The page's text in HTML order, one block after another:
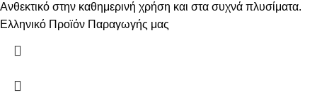
Ανθεκτικό στην καθημερινή χρήση και στα συχνά πλυσίματα.
Ελληνικό Προϊόν Παραγωγής μας